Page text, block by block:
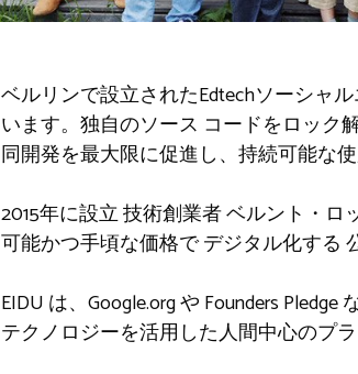
ベルリンで設立されたEdtechソーシャ
います。独自のソース コードをロック
同開発を最大限に促進し、持続可能な
2015年に設立技術創業者ベルント・ロ
可能かつ手頃な価格でデジタル化する
EIDU は、Google.org や Founders
テクノロジーを活用した人間中心のプ